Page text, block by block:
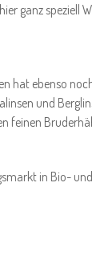
ganz speziell
hat ebenso
und
feinen
in Bio-